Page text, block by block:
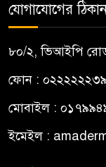
যোগাযোগের
৮০/২, ভিআইপি
ফোন :
মোবাইল :
ইমেইল :